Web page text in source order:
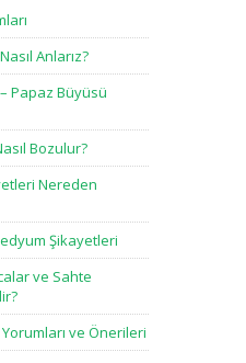
Anlarız?
Papaz Büyüsü
Bozulur?
Nereden
Şikayetleri
ve Sahte
ve Önerileri